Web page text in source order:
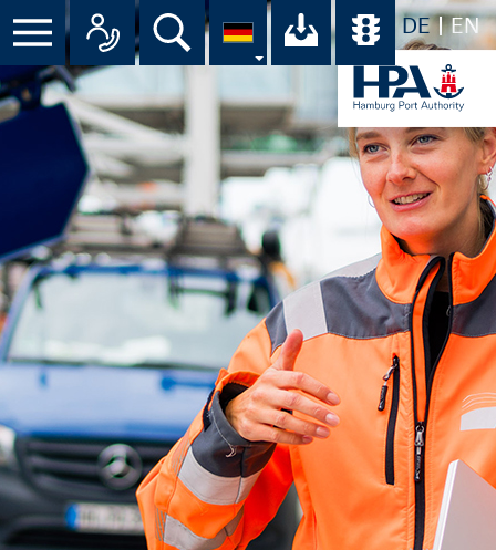
DE EN
Suche Ihr Download-